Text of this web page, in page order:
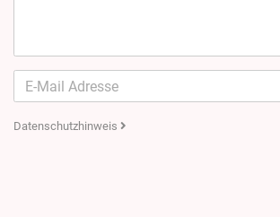
Datenschutzhinweis